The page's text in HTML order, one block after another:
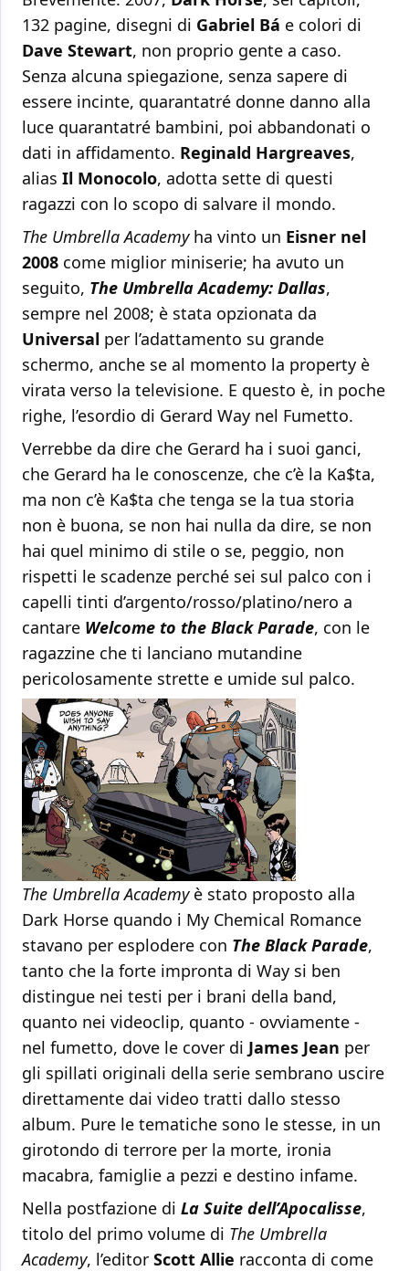
132 pagine, disegni di Gabriel Bá e colori di
Dave Stewart, non proprio gente a caso.
Senza alcuna spiegazione, senza sapere di
essere incinte, quarantatré donne danno alla
luce quarantatré bambini, poi abbandonati o
dati in affidamento. Reginald Hargreaves,
alias Il Monocolo, adotta sette di questi
ragazzi con lo scopo di salvare il mondo.
The Umbrella Academyha vinto un Eisner nel
2008 come miglior miniserie; ha avuto un
seguito, The Umbrella Academy: Dallas,
sempre nel 2008; è stata opzionata da
Universal per l’adattamento su grande
schermo, anche se al momento la property è
virata verso la televisione. E questo è, in poche
righe, l’esordio di Gerard Way nel Fumetto.
Verrebbe da dire che Gerard ha i suoi ganci,
che Gerard ha le conoscenze, che c’è la Ka$ta,
ma non c’è Ka$ta che tenga se la tua storia
non è buona, se non hai nulla da dire, se non
hai quel minimo di stile o se, peggio, non
rispetti le scadenze perché sei sul palco con i
capelli tinti d’argento/rosso/platino/nero a
cantare Welcome to the Black Parade, con le
ragazzine che ti lanciano mutandine
pericolosamente strette e umide sul palco.
The Umbrella Academyè stato proposto alla
Dark Horse quando i My Chemical Romance
stavano per esplodere con The Black Parade,
tanto che la forte impronta di Way si ben
distingue nei testi per i brani della band,
quanto nei videoclip, quanto - ovviamente -
nel fumetto, dove le cover di James Jean per
gli spillati originali della serie sembrano uscire
direttamente dai video tratti dallo stesso
album. Pure le tematiche sono le stesse, in un
girotondo di terrore per la morte, ironia
macabra, famiglie a pezzi e destino infame.
Nella postfazione di La Suite dell’Apocalisse,
titolo del primo volume di The Umbrella
Academy, l’editor Scott Allie racconta di come